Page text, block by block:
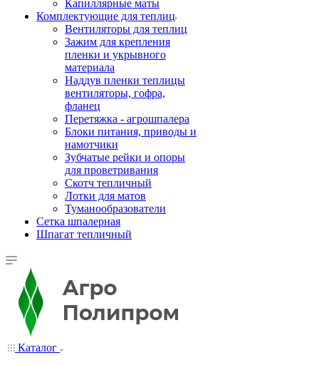
Капиллярные маты
Комплектующие для теплиц
Вентиляторы для теплиц
Зажим для крепления
пленки и укрывного
материала
Наддув пленки теплицы
вентиляторы, гофра,
фланец
Перетяжка - агрошпалера
Блоки питания, приводы и
намотчики
Зубчатые рейки и опоры
для проветривания
Скотч тепличный
Лотки для матов
Туманообразователи
Сетка шпалерная
Шпагат тепличный
Каталог